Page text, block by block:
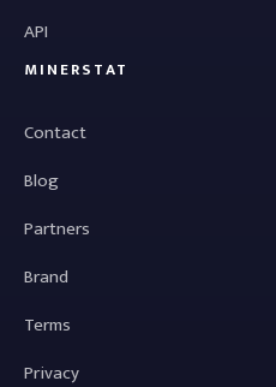
API
MINERSTAT
Contact
Blog
Partners
Brand
Terms
Privacy